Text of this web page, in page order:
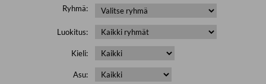
Ryhmä:
Luokitus:
Kieli:
Asu: